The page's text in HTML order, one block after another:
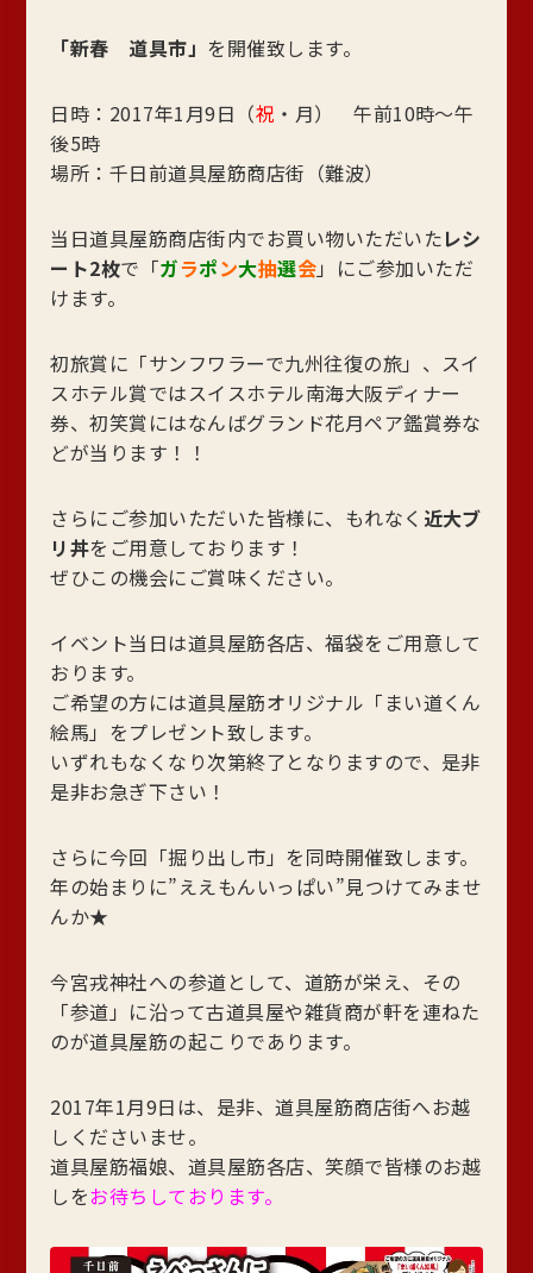
「新春 道具市」 を開催致します。
日時：2017年1月9日（祝 ・月） 午前10時～午
後5時
場所：千日前道具屋筋商店街（難波）
当日道具屋筋商店街内でお買い物いただいたレシ
ート2枚で「ガラポン大抽選会」にご参加いただ
けます。
初旅賞に「サンフワラーで九州往復の旅」、スイ
スホテル賞ではスイスホテル南海大阪ディナー
券、初笑賞にはなんばグランド花月ペア鑑賞券な
どが当ります！！
さらにご参加いただいた皆様に、もれなく 近大ブ
リ丼をご用意しております！
ぜひこの機会にご賞味ください。
イベント当日は道具屋筋各店、福袋をご用意して
おります。
ご希望の方には道具屋筋オリジナル「まい道くん
絵馬」をプレゼント致します。
いずれもなくなり次第終了となりますので、是非
是非お急ぎ下さい！
さらに今回「掘り出し市」を同時開催致します。
年の始まりに”ええもんいっぱい”見つけてみませ
んか★
今宮戎神社への参道として、道筋が栄え、その
「参道」に沿って古道具屋や雑貨商が軒を連ねた
のが道具屋筋の起こりであります。
2017年1月9日は、是非、道具屋筋商店街へお越
しくださいませ。
道具屋筋福娘、道具屋筋各店、笑顔で皆様のお越
しをお待ちしております。